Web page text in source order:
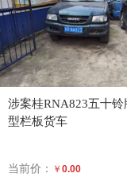
涉案桂RNA823五十铃
型栏板货车
当前价： ￥ 0.00